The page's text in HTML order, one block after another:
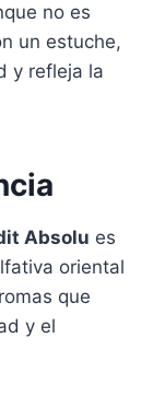
no es
un estuche,
y refleja la
Absolu es
oriental
que
y el